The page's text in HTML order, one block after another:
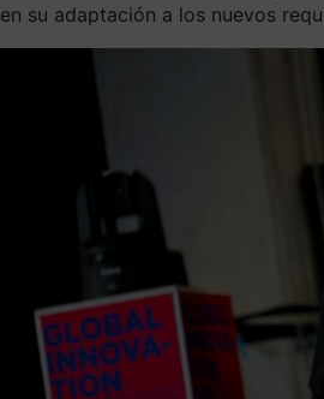
en su adaptación a los nuevos